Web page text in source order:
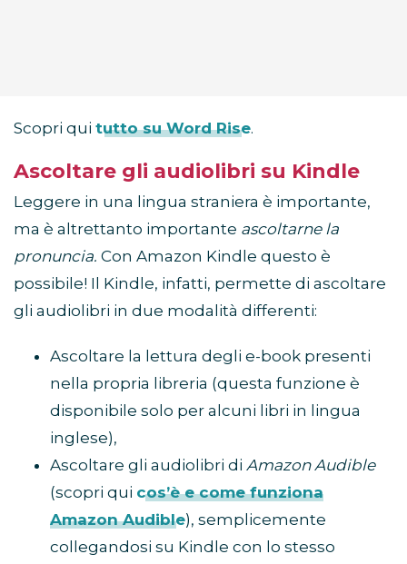
Scopri qui tutto su Word Rise.
Ascoltare gli audiolibri su Kindle
Leggere in una lingua straniera è importante,
ma è altrettanto importante ascoltarne la
pronuncia. Con Amazon Kindle questo è
possibile! Il Kindle, infatti, permette di ascoltare
gli audiolibri in due modalità differenti:
Ascoltare la lettura degli e-book presenti
nella propria libreria (questa funzione è
disponibile solo per alcuni libri in lingua
inglese),
Ascoltare gli audiolibri di Amazon Audible
(scopri qui cos’è e come funziona
Amazon Audible), semplicemente
collegandosi su Kindle con lo stesso